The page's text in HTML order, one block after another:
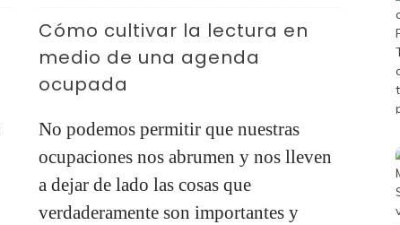
Cómo cultivar la lectura en
medio de una agenda
ocupada
No podemos permitir que nuestras
ocupaciones nos abrumen y nos lleven
a dejar de lado las cosas que
verdaderamente son importantes y